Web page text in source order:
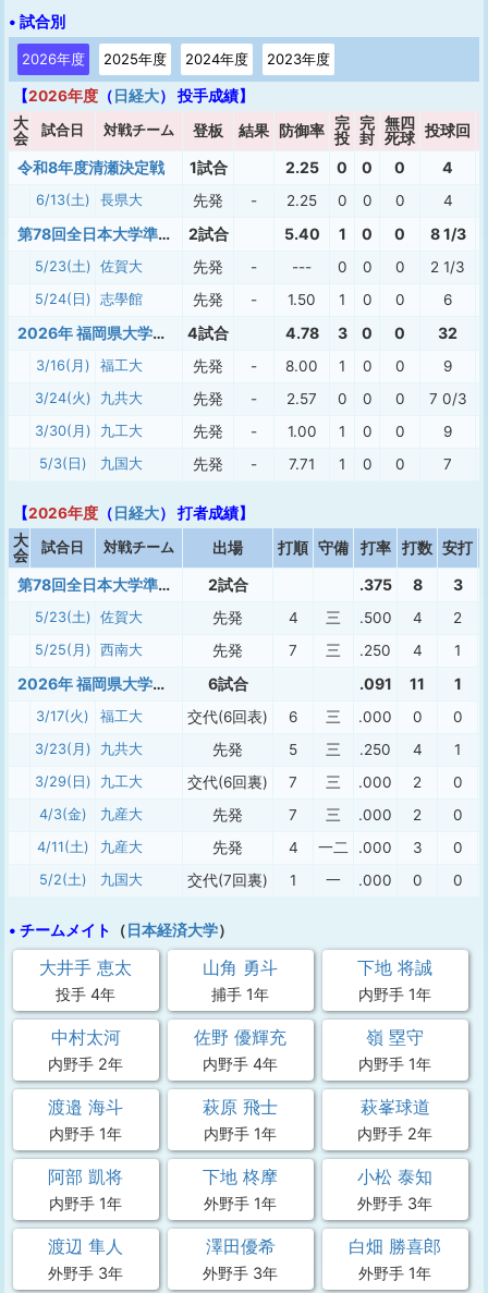
• 試合別
2026年度 2025年度 2024年度 2023年度
【2026年度 （ 日経大） 投手成績】
大
会
試合日 対戦チーム 登板 結果 防御率
完
投
完
封
無四
死球 投球回
令和8年度清瀬決定戦 1試合 2.25 0 0 0 4
6/13(土) 長県大 先発 - 2.25 0 0 0 4
第78回全日本大学準硬式野球九州選手権大会 2試合 5.40 1 0 0 8 1/3
5/23(土) 佐賀大 先発 - --- 0 0 0 2 1/3
5/24(日) 志學館 先発 - 1.50 1 0 0 6
2026年 福岡県大学準硬式 春季 4試合 4.78 3 0 0 32
3/16(月) 福工大 先発 - 8.00 1 0 0 9
3/24(火) 九共大 先発 - 2.57 0 0 0 7 0/3
3/30(月) 九工大 先発 - 1.00 1 0 0 9
5/3(日) 九国大 先発 - 7.71 1 0 0 7
【2026年度 （ 日経大） 打者成績】
大
会
試合日 対戦チーム 出場 打順 守備 打率 打数 安打
第78回全日本大学準硬式野球九州選手権大会 2試合 .375 8 3
5/23(土) 佐賀大 先発 4 三 .500 4 2
5/25(月) 西南大 先発 7 三 .250 4 1
2026年 福岡県大学準硬式 春季 6試合 .091 11 1
3/17(火) 福工大 交代(6回表) 6 三 .000 0 0
3/23(月) 九共大 先発 5 三 .250 4 1
3/29(日) 九工大 交代(6回裏) 7 三 .000 2 0
4/3(金) 九産大 先発 7 三 .000 2 0
4/11(土) 九産大 先発 4 一二 .000 3 0
5/2(土) 九国大 交代(7回裏) 1 一 .000 0 0
• チームメイト （日本経済大学）
大井手 恵太
投手 4年
山角 勇斗
捕手 1年
下地 将誠
内野手 1年
中村太河
内野手 2年
佐野 優輝充
内野手 4年
嶺 塁守
内野手 1年
渡邉 海斗
内野手 1年
萩原 飛士
内野手 1年
萩峯球道
内野手 2年
阿部 凱将
内野手 1年
下地 柊摩
外野手 1年
小松 泰知
外野手 3年
渡辺 隼人
外野手 3年
澤田優希
外野手 3年
白畑 勝喜郎
外野手 1年